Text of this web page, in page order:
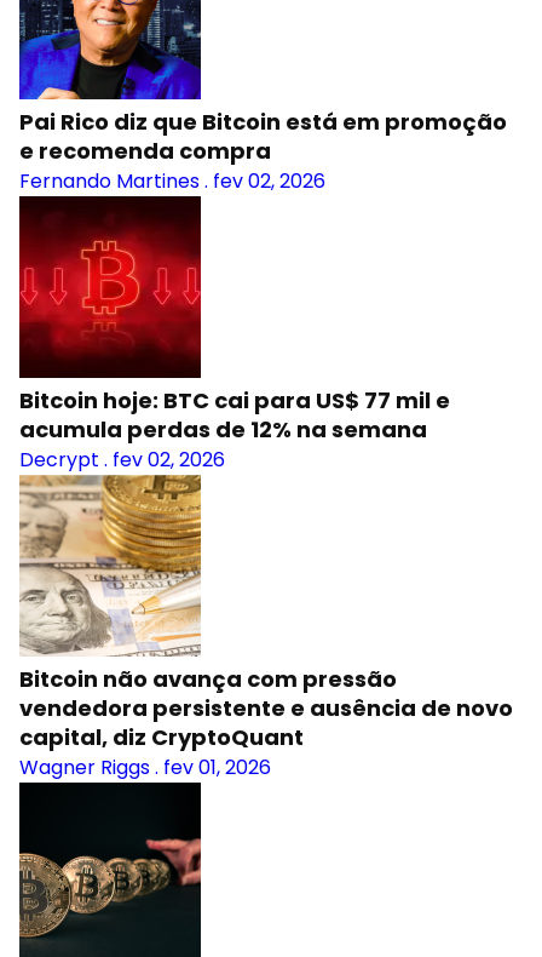
Pai Rico diz que Bitcoin está em promoção
e recomenda compra
Fernando Martines. fev 02, 2026
Bitcoin hoje: BTC cai para US$ 77 mil e
acumula perdas de 12% na semana
Decrypt . fev 02, 2026
Bitcoin não avança com pressão
vendedora persistente e ausência de novo
capital, diz CryptoQuant
Wagner Riggs. fev 01, 2026